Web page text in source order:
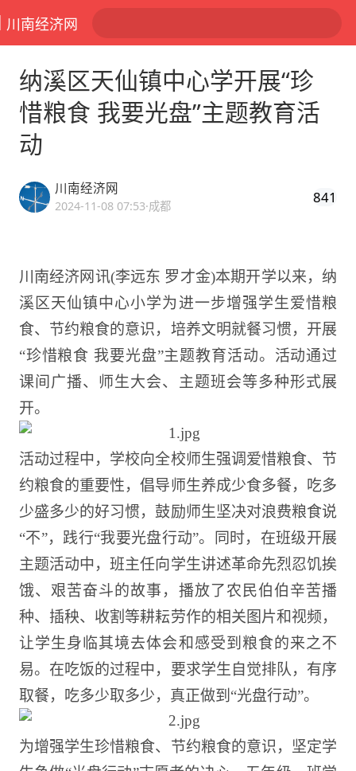
川南经济网
纳溪区天仙镇中心学开展“珍
惜粮食 我要光盘”主题教育活
动
川南经济网
2024-11-08 07:53·成都 841
川南经济网讯(李远东 罗才金)本期开学以来，纳
溪区天仙镇中心小学为进一步增强学生爱惜粮
食、节约粮食的意识，培养文明就餐习惯，开展
“珍惜粮食 我要光盘”主题教育活动。活动通过
课间广播、师生大会、主题班会等多种形式展
开。
活动过程中， 学校向全校师生强调爱惜粮食、节
约粮食的重要性，倡导师生养成少食多餐，吃多
少盛多少的好习惯，鼓励师生坚决对浪费粮食说
“不”，践行“我要光盘行动”。同时，在班级开展
主题活动中，班主任向学生讲述革命先烈忍饥挨
饿、艰苦奋斗的故事，播放了农民伯伯辛苦播
种、插秧、收割等耕耘劳作的相关图片和视频，
让学生身临其境去体会和感受到粮食的来之不
易。在吃饭的过程中，要求学生自觉排队，有序
取餐，吃多少取多少，真正做到“光盘行动”。
为增强学生珍惜粮食、节约粮食的意识，坚定学